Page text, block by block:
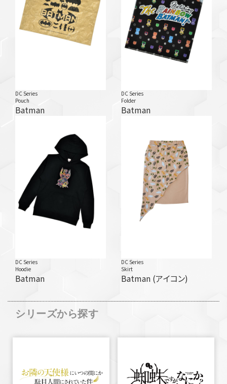
DC Series
Pouch
Batman
DC Series
Folder
Batman
DC Series
Hoodie
Batman
DC Series
Skirt
Batman (アイコン)
シリーズから探す